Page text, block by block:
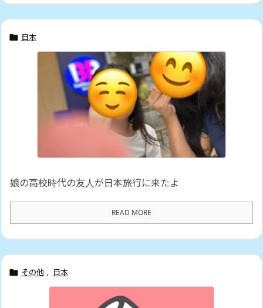
 日本
娘の高校時代の友人が日本旅行に来たよ
READ MORE
 その他 日本